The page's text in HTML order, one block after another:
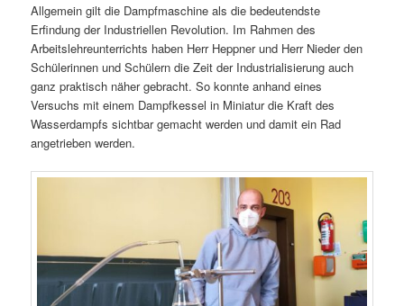
Allgemein gilt die Dampfmaschine als die bedeutendste
Erfindung der Industriellen Revolution. Im Rahmen des
Arbeitslehreunterrichts haben Herr Heppner und Herr Nieder den
Schülerinnen und Schülern die Zeit der Industrialisierung auch
ganz praktisch näher gebracht. So konnte anhand eines
Versuchs mit einem Dampfkessel in Miniatur die Kraft des
Wasserdampfs sichtbar gemacht werden und damit ein Rad
angetrieben werden.